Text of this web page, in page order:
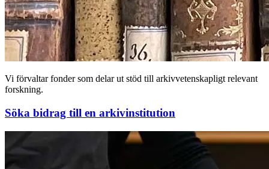
Vi förvaltar fonder som delar ut stöd till arkivvetenskapligt relevant
forskning.
Söka bidrag till en arkivinstitution